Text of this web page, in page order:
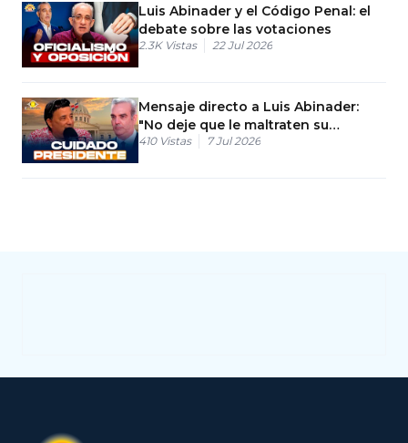
Luis Abinader y el Código Penal: el
debate sobre las votaciones
2.3K Vistas 22 Jul 2026
Mensaje directo a Luis Abinader:
"No deje que le maltraten su
gobierno"
410 Vistas 7 Jul 2026